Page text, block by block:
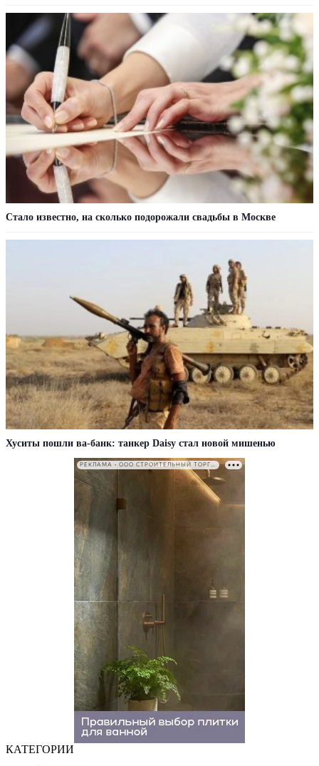
Стало известно, на сколько подорожали свадьбы в Москве
Хуситы пошли ва-банк: танкер Daisy стал новой мишенью
РЕКЛАМА • ООО СТРОИТЕЛЬНЫЙ ТОРГОВЫЙ ДОМ «ПЕТРОВИЧ». ИНН: 7802348846
КАТЕГОРИИ